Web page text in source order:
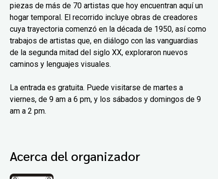
piezas de más de 70 artistas que hoy encuentran aquí un
hogar temporal. El recorrido incluye obras de creadores
cuya trayectoria comenzó en la década de 1950, así como
trabajos de artistas que, en diálogo con las vanguardias
de la segunda mitad del siglo XX, exploraron nuevos
caminos y lenguajes visuales.
La entrada es gratuita. Puede visitarse de martes a
viernes, de 9 am a 6 pm, y los sábados y domingos de 9
am a 2 pm.
Acerca del organizador